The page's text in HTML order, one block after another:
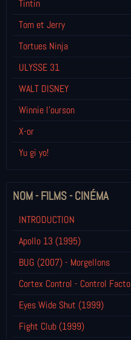
Tintin
Tom et Jerry
Tortues Ninja
ULYSSE 31
WALT DISNEY
Winnie l’ourson
X-or
Yu gi yo!
NOM - FILMS - CINÉMA
INTRODUCTION
Apollo 13 (1995)
BUG (2007) - Morgellons
Cortex Control - Control Facto
Eyes Wide Shut (1999)
Fight Club (1999)